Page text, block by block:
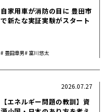
自家用車が消防の目に 豊田市
で新たな実証実験がスタート
豊田章男 富川悠太
【エネルギー問題の教訓】資
2026.07.27